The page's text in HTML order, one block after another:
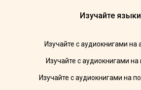
Изучайте языки
Изучайте с аудиокнигами на
Изучайте с аудиокнигами на
Изучайте с аудиокнигами на